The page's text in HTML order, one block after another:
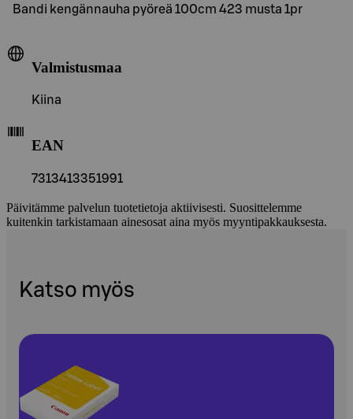
Bandi kengännauha pyöreä 100cm 423 musta 1pr
Valmistusmaa
Kiina
EAN
7313413351991
Päivitämme palvelun tuotetietoja aktiivisesti. Suosittelemme
kuitenkin tarkistamaan ainesosat aina myös myyntipakkauksesta.
Katso myös